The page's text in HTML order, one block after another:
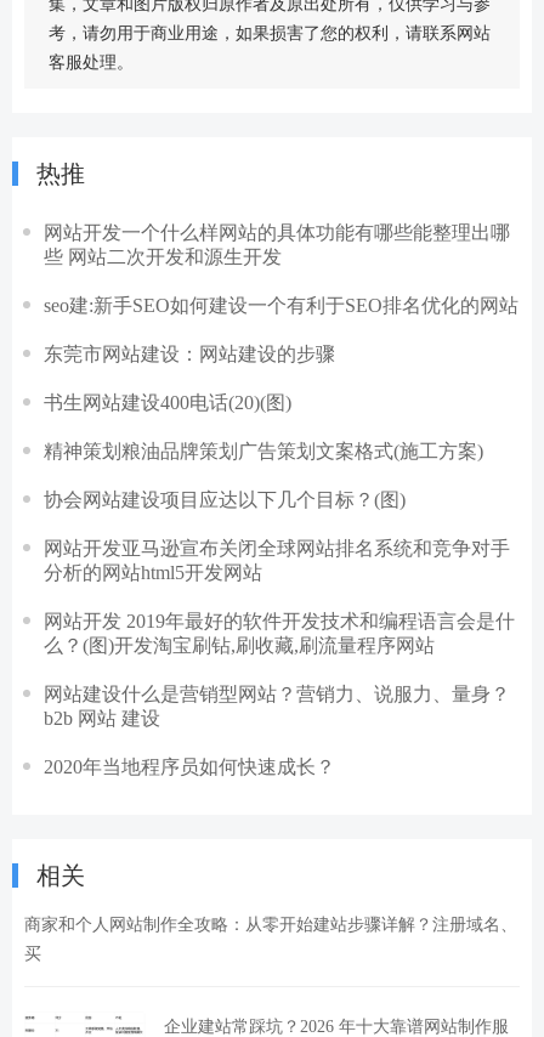
集，文章和图片版权归原作者及原出处所有，仅供学习与参
考，请勿用于商业用途，如果损害了您的权利，请联系网站
客服处理。
热推
网站开发一个什么样网站的具体功能有哪些能整理出哪
些 网站二次开发和源生开发
seo建:新手SEO如何建设一个有利于SEO排名优化的网站
东莞市网站建设：网站建设的步骤
书生网站建设400电话(20)(图)
精神策划粮油品牌策划广告策划文案格式(施工方案)
协会网站建设项目应达以下几个目标？(图)
网站开发亚马逊宣布关闭全球网站排名系统和竞争对手
分析的网站html5开发网站
网站开发 2019年最好的软件开发技术和编程语言会是什
么？(图)开发淘宝刷钻,刷收藏,刷流量程序网站
网站建设什么是营销型网站？营销力、说服力、量身？
b2b 网站 建设
2020年当地程序员如何快速成长？
相关
商家和个人网站制作全攻略：从零开始建站步骤详解？注册域名、
买
企业建站常踩坑？2026 年十大靠谱网站制作服